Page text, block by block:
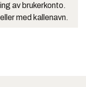
av brukerkonto.
med kallenavn.